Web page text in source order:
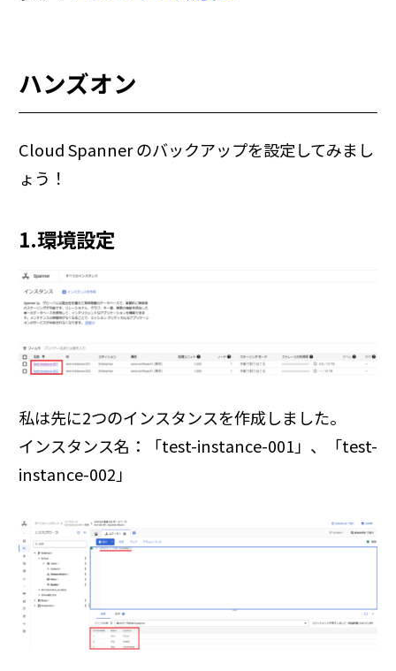
ハンズオン
Cloud Spanner のバックアップを設定してみまし
ょう！
1.環境設定
私は先に2つのインスタンスを作成しました。
インスタンス名：「test-instance-001」、「test-
instance-002」